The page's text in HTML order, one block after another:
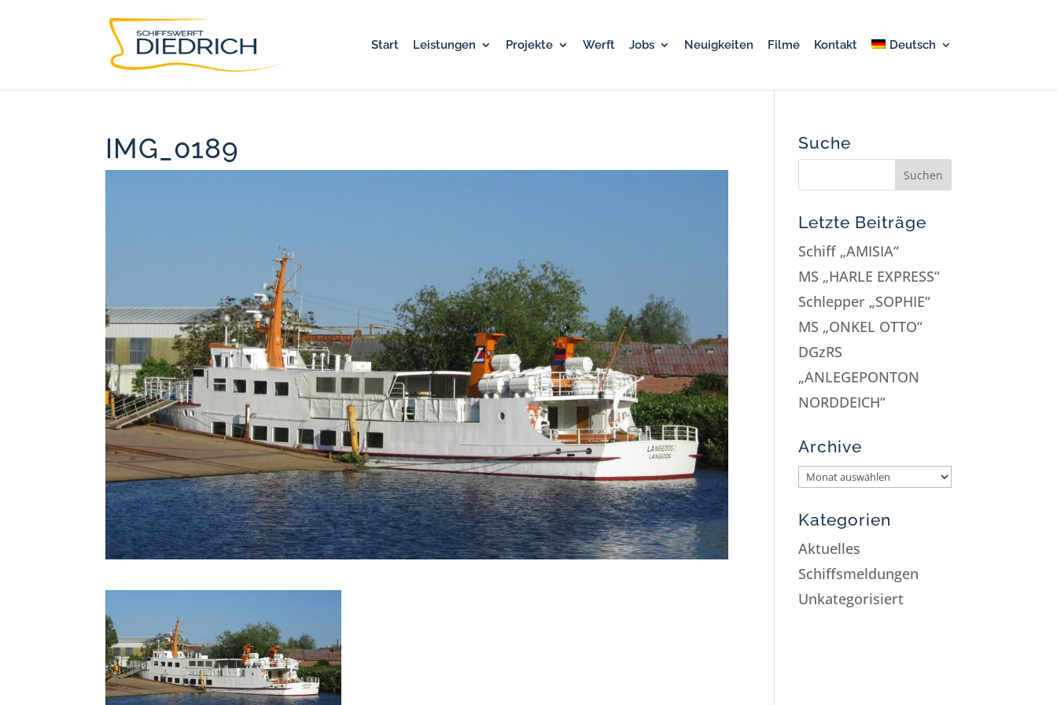
Start Leistungen Projekte Werft Jobs Neuigkeiten Filme Kontakt Deutsch
IMG_0189 Suche
Letzte Beiträge
Schiff „AMISIA“
MS „HARLE EXPRESS“
Schlepper „SOPHIE“
MS „ONKEL OTTO“
DGzRS
„ANLEGEPONTON
NORDDEICH“
Archive
Kategorien
Aktuelles
Schiffsmeldungen
Unkategorisiert